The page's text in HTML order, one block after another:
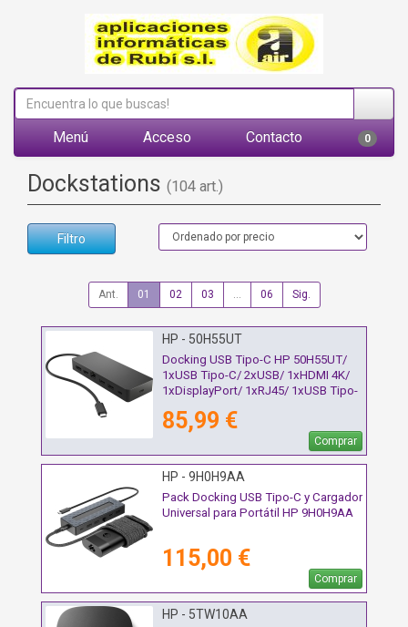
Menú Acceso Contacto 0
Dockstations (104 art.)
Filtro
Ant. 01 02 03 ... 06 Sig.
HP - 50H55UT
Docking USB Tipo-C HP 50H55UT/
1xUSB Tipo-C/ 2xUSB/ 1xHDMI 4K/
1xDisplayPort/ 1xRJ45/ 1xUSB Tipo-
85,99 €
Comprar
HP - 9H0H9AA
Pack Docking USB Tipo-C y Cargador
Universal para Portátil HP 9H0H9AA
115,00 €
Comprar
HP - 5TW10AA